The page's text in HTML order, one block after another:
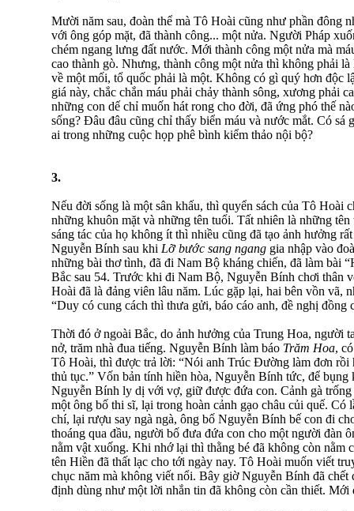
Mười năm sau, đoàn thể mà Tô Hoài cũng như phần đông
với ông góp mặt, đã thành công... một nửa. Người Pháp
chém ngang lưng đất nước. Mới thành công một nửa mà
cao thành gò. Nhưng, thành công một nửa thì không phải
về một mối, tổ quốc phải là một. Không có gì quý hơn độc
giá này, chắc chắn máu phải chảy thành sông, xương phải
những con dế chỉ muốn hát rong cho đời, đã ứng phó thế
sống? Ðâu đâu cũng chỉ thấy biển máu và nước mắt. Có sá
ai trong những cuộc họp phê bình kiểm thảo nội bộ?
3.
Nếu đời sống là một sân khấu, thì quyển sách của Tô Hoài
những khuôn mặt và những tên tuổi. Tất nhiên là những
sáng tác của họ không ít thì nhiều cũng đã tạo ảnh hưởng
Nguyễn Bính sau khi Lỡ bước sang ngang gia nhập vào
những bài thơ tình, đã đi Nam Bộ kháng chiến, đã làm bài
Bắc sau 54. Trước khi đi Nam Bộ, Nguyễn Bính chơi thân
Hoài đã là đảng viên lâu năm. Lúc gặp lại, hai bên vồn vã,
“Duy có cung cách thì thưa gửi, báo cáo anh, đề nghị đồng
Thời đó ở ngoài Bắc, do ảnh hưởng của Trung Hoa, người
nở, trăm nhà đua tiếng. Nguyễn Bính làm báo Trăm Hoa,
Tô Hoài, thì được trả lời: “Nói anh Trúc Đường làm đơn rồi
thủ tục.” Vốn bản tính hiền hòa, Nguyễn Bính tức, để
Nguyễn Bính ly dị với vợ, giữ được đứa con. Cảnh gà
một ông bố thi sĩ, lại trong hoàn cảnh gạo châu củi quế. Có
chí, lại rượu say ngà ngà, ông bố Nguyễn Bính bế con đi
thoáng qua đầu, người bố đưa đứa con cho một người đàn
nằm vật xuống. Khi nhớ lại thì thằng bé đã không còn nằm
tên Hiền đã thất lạc cho tới ngày nay. Tô Hoài muốn viết
chục năm mà không viết nổi. Bây giờ Nguyễn Bính đã chết
định dùng như một lời nhắn tin đã không còn cần thiết. Mới